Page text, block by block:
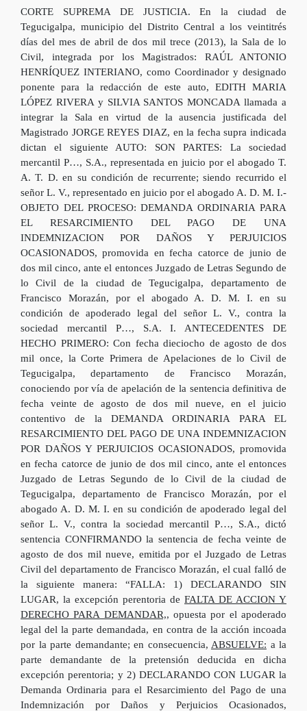
CORTE SUPREMA DE JUSTICIA. En la ciudad de
Tegucigalpa, municipio del Distrito Central a los veintitrés
días del mes de abril de dos mil trece (2013), la Sala de lo
Civil, integrada por los Magistrados: RAÚL ANTONIO
HENRÍQUEZ INTERIANO, como Coordinador y designado
ponente para la redacción de este auto, EDITH MARIA
LÓPEZ RIVERA y SILVIA SANTOS MONCADA llamada a
integrar la Sala en virtud de la ausencia justificada del
Magistrado JORGE REYES DIAZ, en la fecha supra indicada
dictan el siguiente AUTO: SON PARTES: La sociedad
mercantil P…, S.A., representada en juicio por el abogado T.
A. T. D. en su condición de recurrente; siendo recurrido el
señor L. V., representado en juicio por el abogado A. D. M. I.-
OBJETO DEL PROCESO: DEMANDA ORDINARIA PARA
EL RESARCIMIENTO DEL PAGO DE UNA
INDEMNIZACION POR DAÑOS Y PERJUICIOS
OCASIONADOS, promovida en fecha catorce de junio de
dos mil cinco, ante el entonces Juzgado de Letras Segundo de
lo Civil de la ciudad de Tegucigalpa, departamento de
Francisco Morazán, por el abogado A. D. M. I. en su
condición de apoderado legal del señor L. V., contra la
sociedad mercantil P…, S.A. I. ANTECEDENTES DE
HECHO PRIMERO: Con fecha dieciocho de agosto de dos
mil once, la Corte Primera de Apelaciones de lo Civil de
Tegucigalpa, departamento de Francisco Morazán,
conociendo por vía de apelación de la sentencia definitiva de
fecha veinte de agosto de dos mil nueve, en el juicio
contentivo de la DEMANDA ORDINARIA PARA EL
RESARCIMIENTO DEL PAGO DE UNA INDEMNIZACION
POR DAÑOS Y PERJUICIOS OCASIONADOS, promovida
en fecha catorce de junio de dos mil cinco, ante el entonces
Juzgado de Letras Segundo de lo Civil de la ciudad de
Tegucigalpa, departamento de Francisco Morazán, por el
abogado A. D. M. I. en su condición de apoderado legal del
señor L. V., contra la sociedad mercantil P…, S.A., dictó
sentencia CONFIRMANDO la sentencia de fecha veinte de
agosto de dos mil nueve, emitida por el Juzgado de Letras
Civil del departamento de Francisco Morazán, el cual falló de
la siguiente manera: “FALLA: 1) DECLARANDO SIN
LUGAR, la excepción perentoria de FALTA DE ACCION Y
DERECHO PARA DEMANDAR,, opuesta por el apoderado
legal del la parte demandada, en contra de la acción incoada
por la parte demandante; en consecuencia, ABSUELVE: a la
parte demandante de la pretensión deducida en dicha
excepción perentoria; y 2) DECLARANDO CON LUGAR la
Demanda Ordinaria para el Resarcimiento del Pago de una
Indemnización por Daños y Perjuicios Ocasionados,